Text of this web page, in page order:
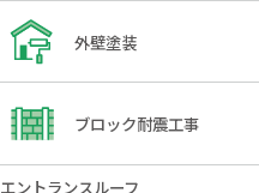
外壁塗装
ブロック耐震工事
エントランスルーフ